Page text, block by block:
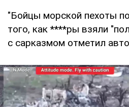
"Бойцы морской пехоты
того, как ****ры взяли
с сарказмом отметил